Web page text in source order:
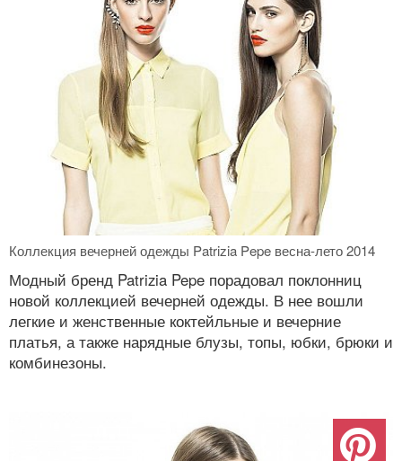
Коллекция вечерней одежды Patrizia Pepe весна-лето 2014
Модный бренд Patrizia Pepe порадовал поклонниц
новой коллекцией вечерней одежды. В нее вошли
легкие и женственные коктейльные и вечерние
платья, а также нарядные блузы, топы, юбки, брюки и
комбинезоны.